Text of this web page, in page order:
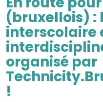
(bruxellois) :
interscolaire
organisé par
!